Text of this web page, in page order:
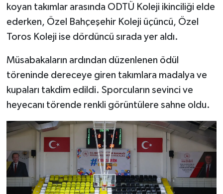
koyan takımlar arasında ODTÜ Koleji ikinciliği elde
ederken, Özel Bahçeşehir Koleji üçüncü, Özel
Toros Koleji ise dördüncü sırada yer aldı.
Müsabakaların ardından düzenlenen ödül
töreninde dereceye giren takımlara madalya ve
kupaları takdim edildi. Sporcuların sevinci ve
heyecanı törende renkli görüntülere sahne oldu.